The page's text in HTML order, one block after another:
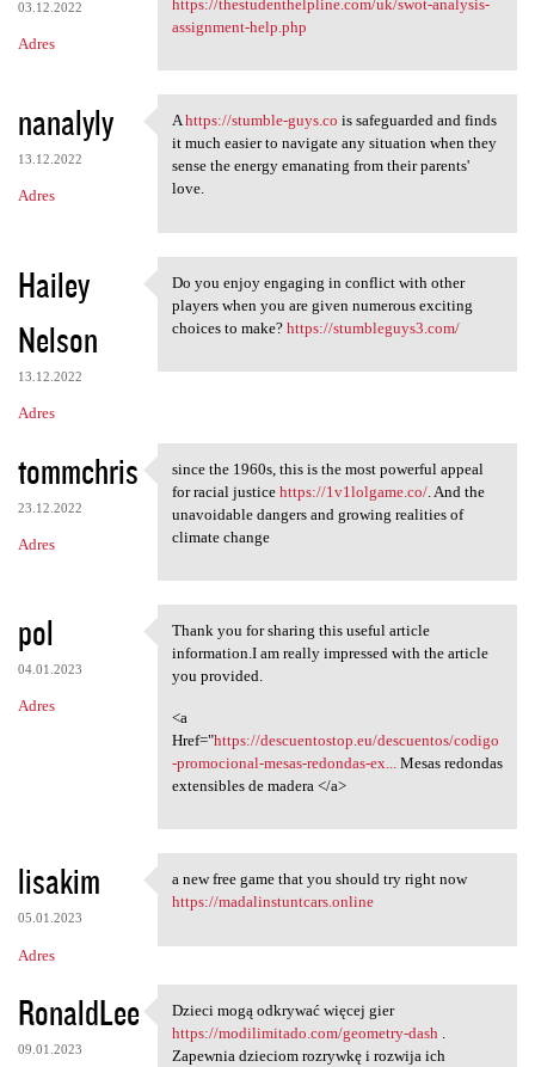
03.12.2022
Adres
https://thestudenthelpline.com/uk/swot-analysis-
assignment-help.php
nanalyly
13.12.2022
Adres
A https://stumble-guys.co is
Ahttps://stumble-guys.co is safeguarded and finds
it much easier to navigate any situation when they
sense the energy emanating from their parents'
love.
Hailey
Nelson
13.12.2022
Adres
Do you enjoy engaging in
Do you enjoy engaging in conflict with other
players when you are given numerous exciting
choices to make? https://stumbleguys3.com/
tommchris
23.12.2022
Adres
since the 1960s, this is the
since the 1960s, this is the most powerful appeal
for racial justice https://1v1lolgame.co/. And the
unavoidable dangers and growing realities of
climate change
pol
04.01.2023
Adres
Thank you for sharing this
Thank you for sharing this useful article
information.I am really impressed with the article
you provided.
<a
Href="https://descuentostop.eu/descuentos/codigo
-promocional-mesas-redondas-ex...
Mesas redondas
extensibles de madera </a>
lisakim
05.01.2023
Adres
a new free game that you
a new free game that you should try right now
https://madalinstuntcars.online
RonaldLee
09.01.2023
Dzieci mogą odkrywać więcej
Dzieci mogą odkrywać więcej gier
https://modilimitado.com/geometry-dash.
Zapewnia dzieciom rozrywkę i rozwija ich